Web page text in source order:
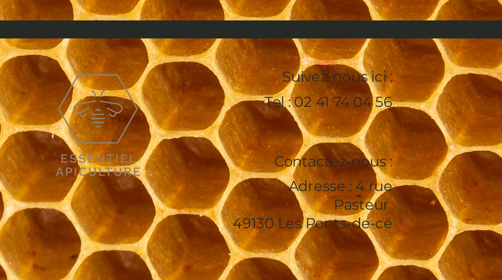
Suivez-nous ici :
Tel : 02 41 74 04 56
Contactez-nous :
Adresse : 4 rue
Pasteur
49130 Les Ponts-de-cé